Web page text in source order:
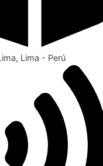
Lima - Perú